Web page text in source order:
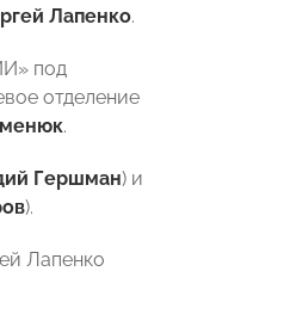
Лапенко.
под
отделение
.
Гершман) и
).
Лапенко